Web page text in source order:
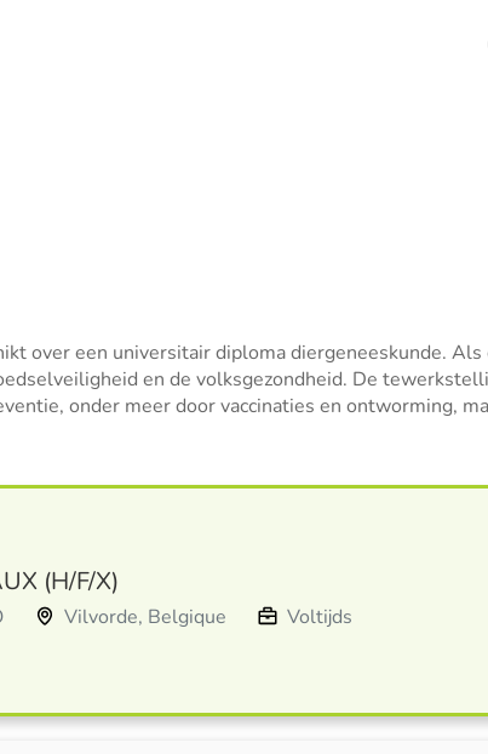
over een universitair diploma diergeneeskunde.
en de volksgezondheid. De
onder meer door vaccinaties en ontworming,
(H/F/X)
Vilvorde, Belgique Voltijds